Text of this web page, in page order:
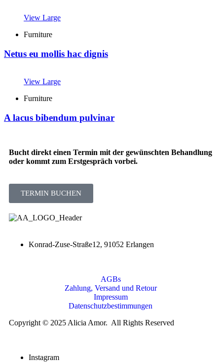
View Large
Furniture
Netus eu mollis hac dignis
View Large
Furniture
A lacus bibendum pulvinar
Bucht direkt einen Termin mit der gewünschten Behandlung
oder kommt zum Erstgespräch vorbei.
TERMIN BUCHEN
Konrad-Zuse-Straße12, 91052 Erlangen
AGBs
Zahlung, Versand und Retour
Impressum
Datenschutzbestimmungen
Copyright © 2025 Alicia Amor. All Rights Reserved
Instagram